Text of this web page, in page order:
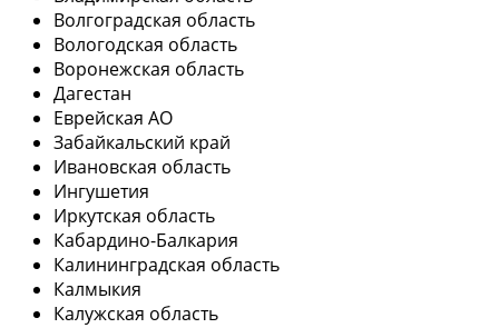
Волгоградская область
Вологодская область
Воронежская область
Дагестан
Еврейская АО
Забайкальский край
Ивановская область
Ингушетия
Иркутская область
Кабардино-Балкария
Калининградская область
Калмыкия
Калужская область